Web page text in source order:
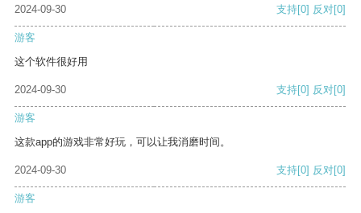
2024-09-30
支持[0] 反对[0]
游客
这个软件很好用
2024-09-30 支持[0] 反对[0]
游客
这款app的游戏非常好玩，可以让我消磨时间。
2024-09-30 支持[0] 反对[0]
游客